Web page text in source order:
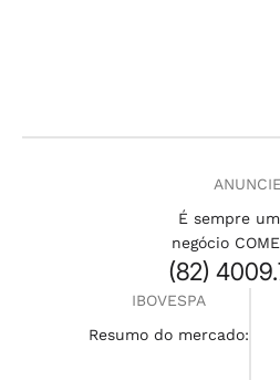
ANUNCIE
É sempre
negócio
(82)
IBOVESPA
Resumo do mercado: